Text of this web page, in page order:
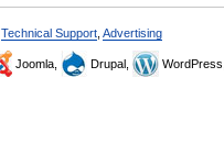
Technical Support Advertising
Joomla, Drupal,